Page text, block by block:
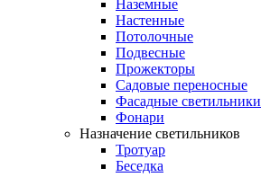
Наземные
Настенные
Потолочные
Подвесные
Прожекторы
Садовые переносные
Фасадные светильники
Фонари
Назначение светильников
Тротуар
Беседка